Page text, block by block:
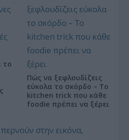
το
Πώς να ξεφλουδίζεις
εύκολα το σκόρδο – Το
kitchen trick που κάθε
foodie πρέπει να ξέρει